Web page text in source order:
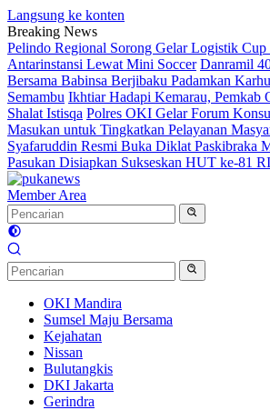
Langsung ke konten
Breaking News
Pelindo Regional Sorong Gelar Logistik Cup
Antarinstansi Lewat Mini Soccer Danramil
Bersama Babinsa Berjibaku Padamkan
Semambu Ikhtiar Hadapi Kemarau, Pemkab
Shalat Istisqa Polres OKI Gelar Forum
Masukan untuk Tingkatkan Pelayanan
Syafaruddin Resmi Buka Diklat Paskibraka
Pasukan Disiapkan Sukseskan HUT ke-81 RI
Member Area
OKI Mandira
Sumsel Maju Bersama
Kejahatan
Nissan
Bulutangkis
DKI Jakarta
Gerindra